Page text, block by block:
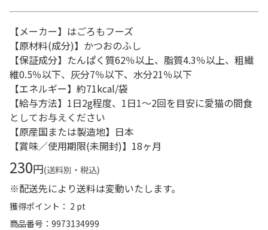
【メーカー】はごろもフーズ
【原材料(成分)】かつおのふし
【保証成分】たんぱく質62％以上、脂質4.3％以上、粗繊
維0.5％以下、灰分7％以下、水分21％以下
【エネルギー】約71kcal/袋
【給与方法】1日2g程度、1日1～2回を目安に愛猫の間食
としてお与えください
【原産国または製造地】日本
【賞味／使用期限(未開封)】18ヶ月
230円(送料別・税込)
※配送先により送料は変動いたします。
獲得ポイント： 2 pt
商品番号
9973134999